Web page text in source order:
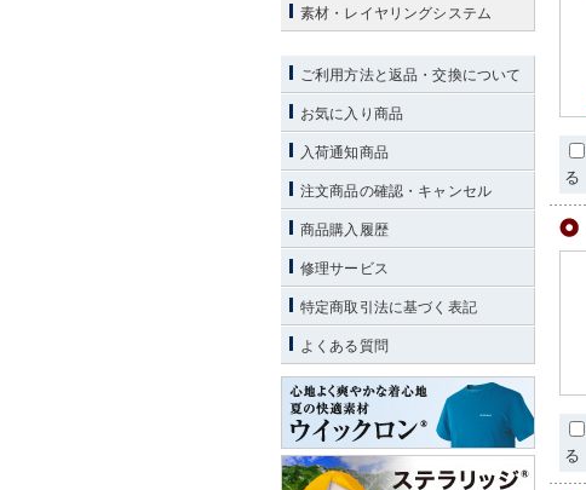
る
る
素材・レイヤリングシステム
ご利用方法と返品・交換について
お気に入り商品
入荷通知商品
注文商品の確認・キャンセル
商品購入履歴
修理サービス
特定商取引法に基づく表記
よくある質問